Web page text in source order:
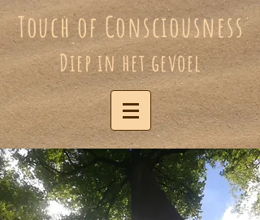
Touch of Consciousness
Diep in het gevoel